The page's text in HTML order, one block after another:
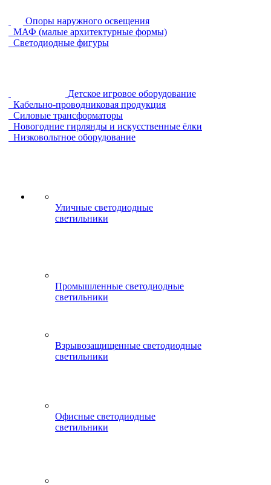
Опоры наружного освещения
МАФ (малые архитектурные формы)
Светодиодные фигуры
Детское игровое оборудование
Кабельно-проводниковая продукция
Силовые трансформаторы
Новогодние гирлянды и искусственные ёлки
Низковольтное оборудование
Уличные светодиодные
светильники
Промышленные светодиодные
светильники
Взрывозащищенные светодиодные
светильники
Офисные светодиодные
светильники